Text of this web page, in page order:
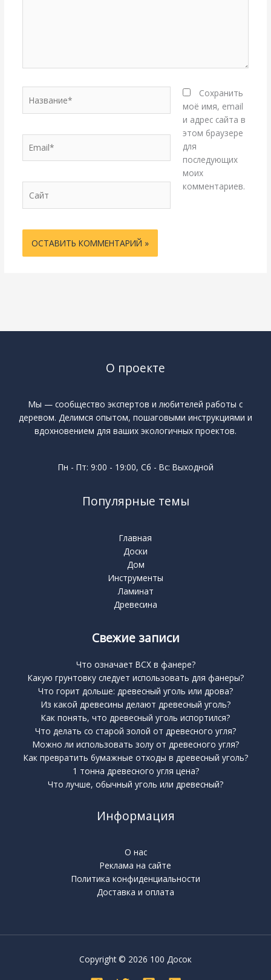
Сохранить
моё имя, email
и адрес сайта в
этом браузере
для
последующих
моих
комментариев.
О проекте
Мы — сообщество экспертов и любителей работы с
деревом. Делимся опытом, пошаговыми инструкциями и
вдохновением для ваших экологичных проектов.
Пн - Пт: 9:00 - 19:00, Сб - Вс: Выходной
Популярные темы
Главная
Доски
Дом
Инструменты
Ламинат
Древесина
Свежие записи
Что означает BCX в фанере?
Какую грунтовку следует использовать для фанеры?
Что горит дольше: древесный уголь или дрова?
Из какой древесины делают древесный уголь?
Как понять, что древесный уголь испортился?
Что делать со старой золой от древесного угля?
Можно ли использовать золу от древесного угля?
Как превратить бумажные отходы в древесный уголь?
1 тонна древесного угля цена?
Что лучше, обычный уголь или древесный?
Информация
О нас
Реклама на сайте
Политика конфиденциальности
Доставка и оплата
Copyright © 2026 100 Досок